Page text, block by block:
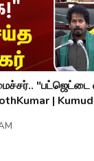
"பட்ஜெட்டை
|